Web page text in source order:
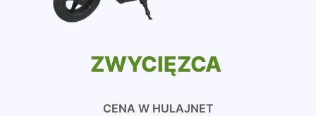
ZWYCIĘZCA
CENA W HULAJNET